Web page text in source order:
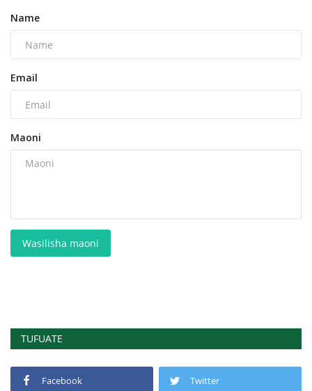
Name
Email
Maoni
Wasilisha maoni
TUFUATE
Facebook Twitter